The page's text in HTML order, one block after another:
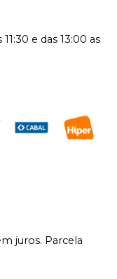
e das 13:00 as
juros. Parcela